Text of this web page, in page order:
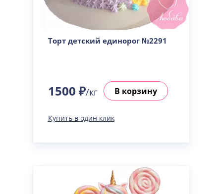
Торт детский единорог №2291
1500 ₽/кг В корзину
Купить в один клик